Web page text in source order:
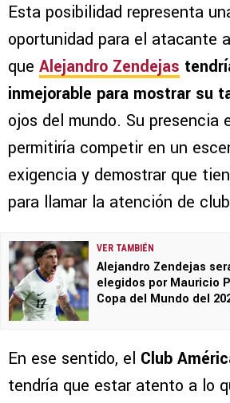
Esta posibilidad representa
oportunidad para el atacante
que Alejandro Zendejas
inmejorable para mostrar su
ojos del mundo. Su presencia
permitiría competir en un
exigencia y demostrar que
para llamar la atención de
VER TAMBIÉN
Alejandro Zendejas
elegidos por Mauricio
Copa del Mundo del
En ese sentido, el Club
tendría que estar atento a lo